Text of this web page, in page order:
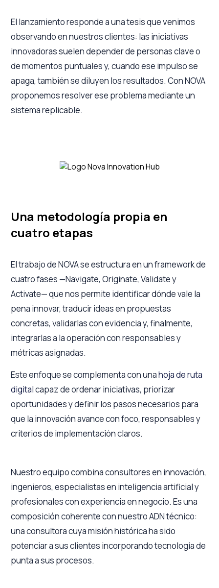
El lanzamiento responde a una tesis que venimos
observando en nuestros clientes: las iniciativas
innovadoras suelen depender de personas clave o
de momentos puntuales y, cuando ese impulso se
apaga, también se diluyen los resultados. Con NOVA
proponemos resolver ese problema mediante un
sistema replicable.
Una metodología propia en
cuatro etapas
El trabajo de NOVA se estructura en un framework de
cuatro fases —Navigate, Originate, Validate y
Activate— que nos permite identificar dónde vale la
pena innovar, traducir ideas en propuestas
concretas, validarlas con evidencia y, finalmente,
integrarlas a la operación con responsables y
métricas asignadas.
Este enfoque se complementa con unahoja de ruta
digitalcapaz de ordenar iniciativas, priorizar
oportunidades y definir los pasos necesarios para
que la innovación avance con foco, responsables y
criterios de implementación claros.
Nuestro equipo combina consultores en innovación,
ingenieros, especialistas en inteligencia artificial y
profesionales con experiencia en negocio. Es una
composición coherente con nuestro ADN técnico:
una consultora cuya misión histórica ha sido
potenciar a sus clientes incorporando tecnología de
punta a sus procesos.